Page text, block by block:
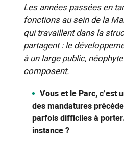
Les années passées en
fonctions au sein de la
qui travaillent dans la
partagent : le
à un large public,
composent.
Vous et le Parc, c’est
des mandatures
parfois difficiles à
instance ?